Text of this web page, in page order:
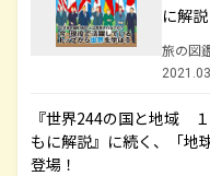
に解説
旅の図
『世界244の国と地域
もに解説』に続く、「地
登場！